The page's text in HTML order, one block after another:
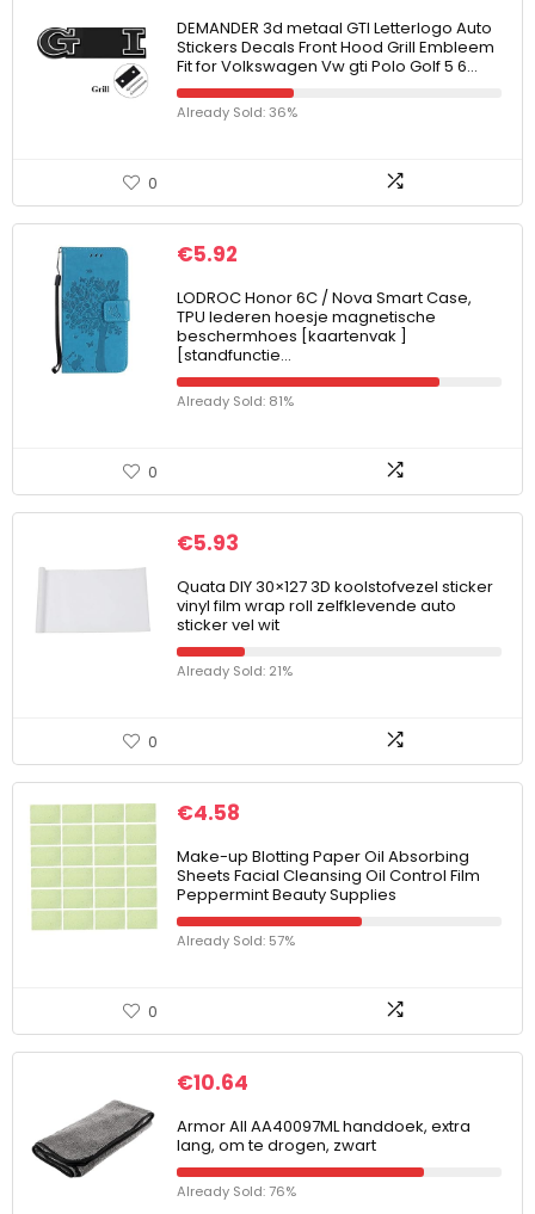
DEMANDER 3d metaal GTI Letterlogo Auto
Stickers Decals Front Hood Grill Embleem
Fit for Volkswagen Vw gti Polo Golf 5 6…
Already Sold: 36%
0
€5.92
LODROC Honor 6C / Nova Smart Case,
TPU lederen hoesje magnetische
beschermhoes [kaartenvak ]
[standfunctie…
Already Sold: 81%
0
€5.93
Quata DIY 30×127 3D koolstofvezel sticker
vinyl film wrap roll zelfklevende auto
sticker vel wit
Already Sold: 21%
0
€4.58
Make-up Blotting Paper Oil Absorbing
Sheets Facial Cleansing Oil Control Film
Peppermint Beauty Supplies
Already Sold: 57%
0
€10.64
Armor All AA40097ML handdoek, extra
lang, om te drogen, zwart
Already Sold: 76%